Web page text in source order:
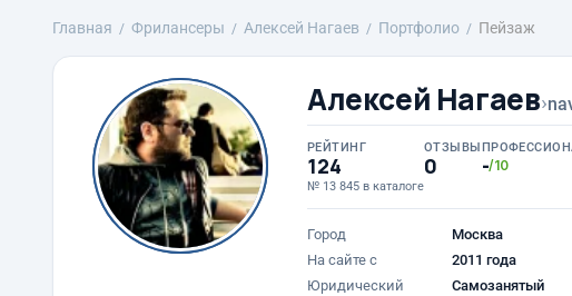
Главная Фрилансеры Алексей Нагаев Портфолио Пейзаж
Алексей Нагаев›
РЕЙТИНГ
124
№ 13 845 в каталоге
ОТЗЫВЫ
0 -/10
Город
Москва
На сайте с
2011 года
Юридический
Самозанятый